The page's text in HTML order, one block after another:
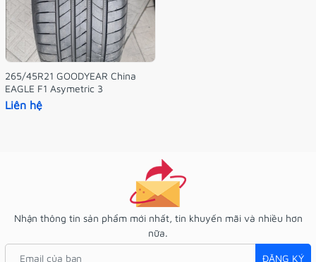
265/45R21 GOODYEAR China
EAGLE F1 Asymetric 3
Liên hệ
Nhận thông tin sản phẩm mới nhất, tin khuyến mãi và nhiều hơn
nữa.
ĐĂNG KÝ